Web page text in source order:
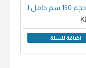
اضافة للسلة